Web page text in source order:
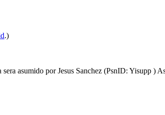
.)
asumido por Jesus Sanchez (PsnID: Yisupp )